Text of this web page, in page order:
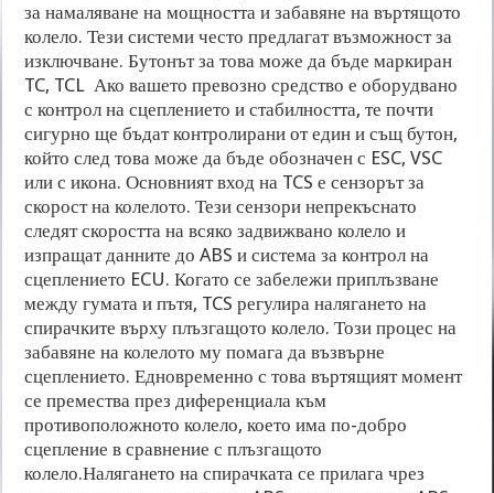
за намаляване на мощността и забавяне на въртящото
колело. Тези системи често предлагат възможност за
изключване. Бутонът за това може да бъде маркиран
TC, TCL Ако вашето превозно средство е оборудвано
с контрол на сцеплението и стабилността, те почти
сигурно ще бъдат контролирани от един и същ бутон,
който след това може да бъде обозначен с ESC, VSC
или с икона. Основният вход на TCS е сензорът за
скорост на колелото. Тези сензори непрекъснато
следят скоростта на всяко задвижвано колело и
изпращат данните до ABS и система за контрол на
сцеплението ECU. Когато се забележи приплъзване
между гумата и пътя, TCS регулира налягането на
спирачките върху плъзгащото колело. Този процес на
забавяне на колелото му помага да възвърне
сцеплението. Едновременно с това въртящият момент
се премества през диференциала към
противоположното колело, което има по-добро
сцепление в сравнение с плъзгащото
колело.Налягането на спирачката се прилага чрез